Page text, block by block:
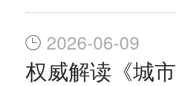
2026-06-09
权威解读《城